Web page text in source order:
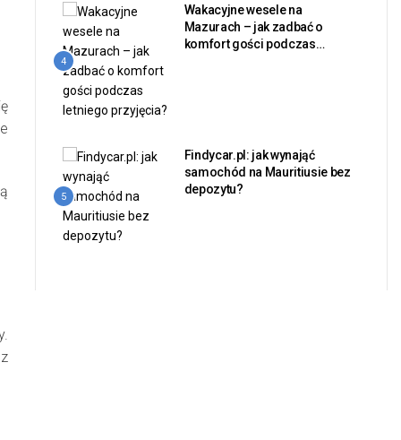
4
Wakacyjne wesele na
Mazurach – jak zadbać o
komfort gości podczas
5
Findycar.pl: jak wynająć
samochód na Mauritiusie bez
depozytu?